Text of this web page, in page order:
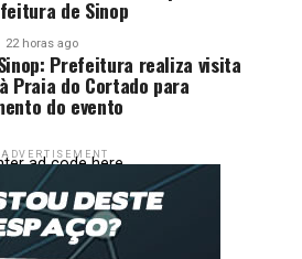
de Sinop
22 horas ago
Prefeitura realiza visita
Praia do Cortado para
do evento
ADVERTISEMENT
ad code here